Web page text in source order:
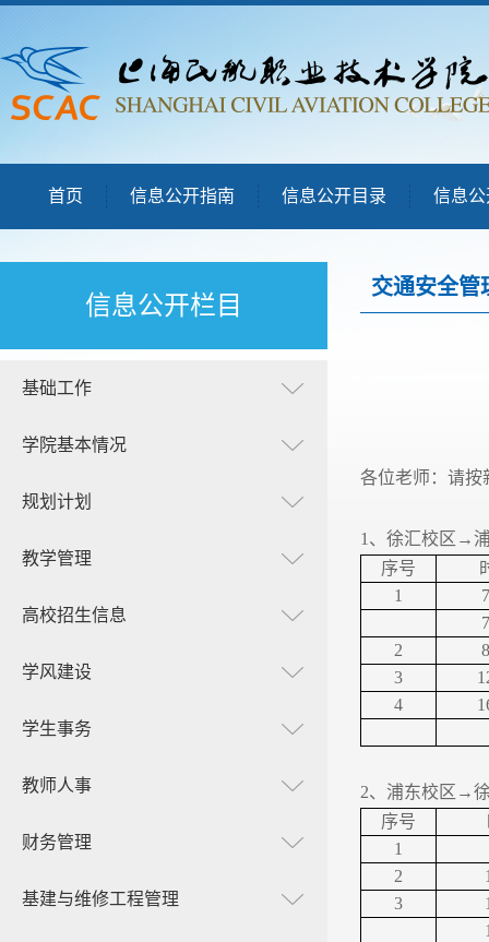
首页 信息公开指南 信息公开目录 信息
信息公开栏目
基础工作
学院基本情况
规划计划
教学管理
高校招生信息
学风建设
学生事务
教师人事
财务管理
基建与维修工程管理
交通安全管
各位老师：请按
1 、徐汇校区→
序号
1
2
3
4
2、浦东校区→
序号
1
2
3